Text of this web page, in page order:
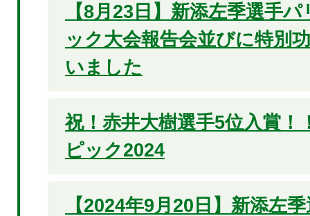
【8月23日】新添左季選手
ック大会報告会並びに特別
いました
祝！赤井大樹選手5位入賞！
ピック2024
【2024年9月20日】新添左